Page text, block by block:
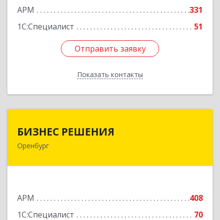
АРМ
331
1С:Специалист
51
Отправить заявку
Показать контакты
Подробнее
Отправить заявку
Назад
БИЗНЕС РЕШЕНИЯ
Оренбург
АРМ
408
1С:Специалист
70